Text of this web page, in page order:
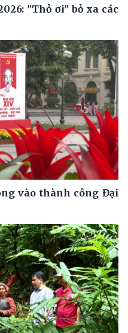
"Thỏ ơi" bỏ xa các
vào thành công Đại